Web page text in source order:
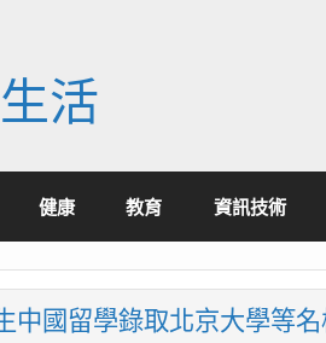
活
健康 教育 資訊技術
中國留學錄取北京大學等